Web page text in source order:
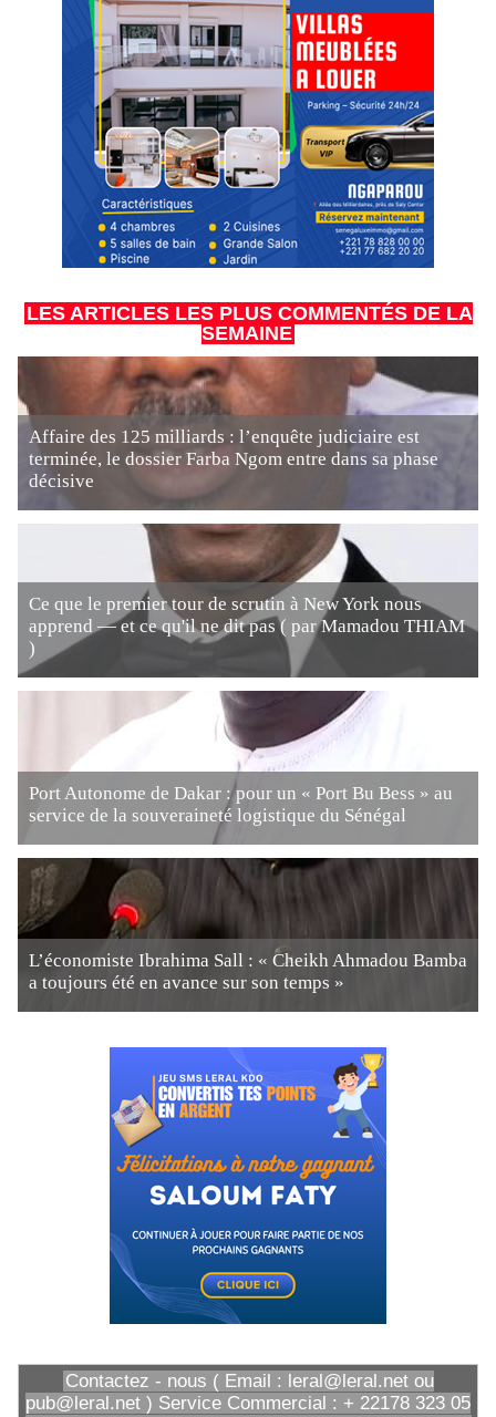
LES ARTICLES LES PLUS COMMENTÉS DE LA
SEMAINE
Affaire des 125 milliards : l’enquête judiciaire est
terminée, le dossier Farba Ngom entre dans sa phase
décisive
Ce que le premier tour de scrutin à New York nous
apprend — et ce qu'il ne dit pas ( par Mamadou THIAM
)
Port Autonome de Dakar : pour un « Port Bu Bess » au
service de la souveraineté logistique du Sénégal
L’économiste Ibrahima Sall : « Cheikh Ahmadou Bamba
a toujours été en avance sur son temps »
Contactez - nous ( Email : leral@leral.net ou
pub@leral.net ) Service Commercial : + 22178 323 05